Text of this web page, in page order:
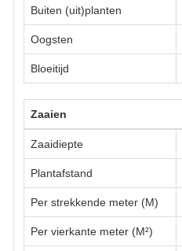
Buiten (uit)planten
Oogsten
Bloeitijd
Zaaien
Zaaidiepte
Plantafstand
Per strekkende meter (M)
Per vierkante meter (M²)